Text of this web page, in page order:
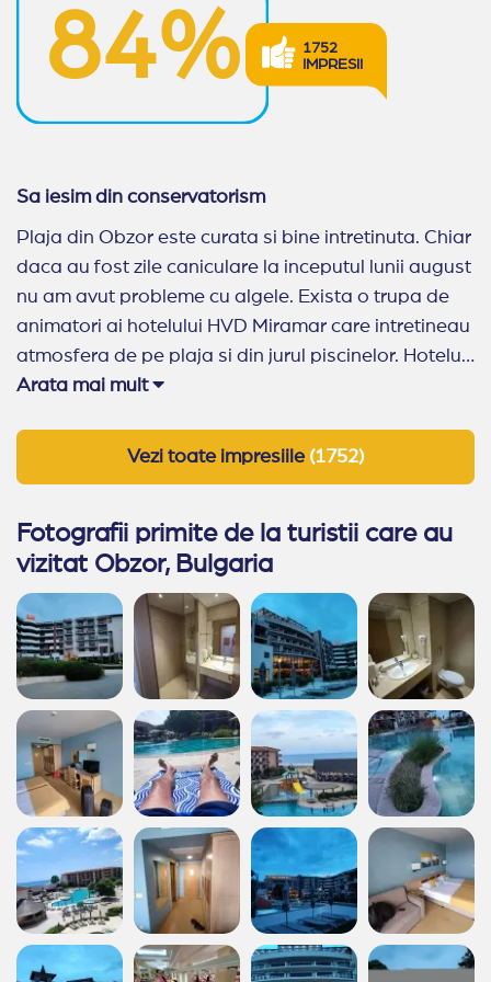
se construieste, in 2026 vei gasi plaje linistite si
aerisite chiar si in vaf de sezon. Cele cateva hoteluri
si oferte de cazare pe care le propunem reprezinta
recomandarea noastra pentru un sejur in Obzor.
84%
1752
IMPRESII
Sa iesim din conservatorism
Plaja din Obzor este curata si bine intretinuta. Chiar
daca au fost zile caniculare la inceputul lunii august
nu am avut probleme cu algele. Exista o trupa de
animatori ai hotelului HVD Miramar care intretineau
atmosfera de pe plaja si din jurul piscinelor. Hotelul
are un post propriu de unde se emite muzica pentru
nu am ascultat nici o manea, fapt pentru care le
sunt profund recunoscator. A fost ca o cura de
Arata mai mult
Vezi toate impresiile (1752)
Fotografii primite de la turistii care au
vizitat Obzor, Bulgaria